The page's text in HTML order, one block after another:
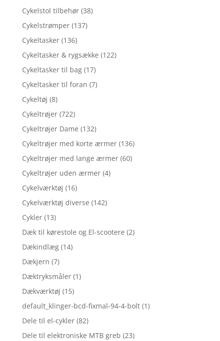
Cykelstol tilbehør (38)
Cykelstrømper (137)
Cykeltasker (136)
Cykeltasker & rygsække (122)
Cykeltasker til bag (17)
Cykeltasker til foran (7)
Cykeltøj (8)
Cykeltrøjer (722)
Cykeltrøjer Dame (132)
Cykeltrøjer med korte ærmer (136)
Cykeltrøjer med lange ærmer (60)
Cykeltrøjer uden ærmer (4)
Cykelværktøj (16)
Cykelværktøj diverse (142)
Cykler (13)
Dæk til kørestole og El-scootere (2)
Dækindlæg (14)
Dækjern (7)
Dæktryksmåler (1)
Dækværktøj (15)
default_klinger-bcd-fixmal-94-4-bolt (1)
Dele til el-cykler (82)
Dele til elektroniske MTB greb (23)